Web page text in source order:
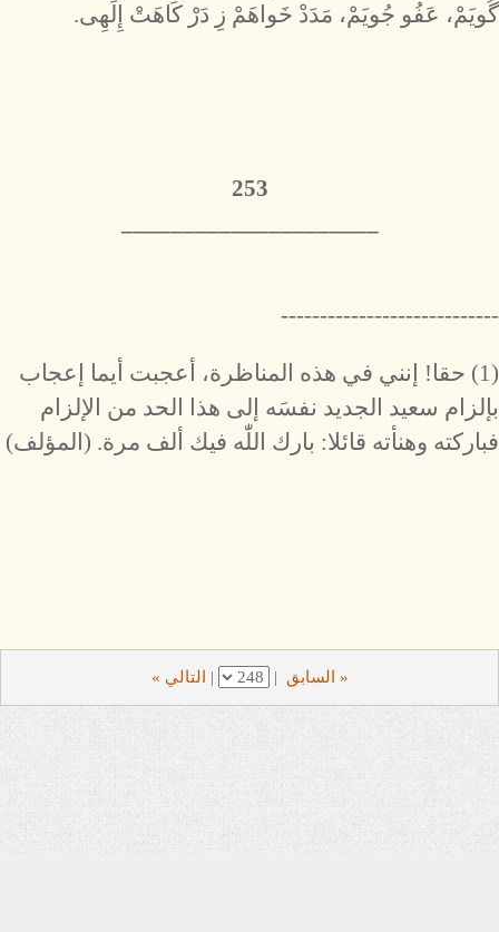
گُويَمْ، عَفُو جُويَمْ، مَدَدْ خَواهَمْ زِ دَرْ كَاهَتْ إِلَهِى.
253
----------------------------
(1) حقا! إنني في هذه المناظرة، أعجبت أيما إعجاب
بإلزام سعيد الجديد نفسَه إلى هذا الحد من الإلزام
فباركته وهنأته قائلا: بارك اللّٰه فيك ألف مرة. (المؤلف)
« السابق |
| التالي »